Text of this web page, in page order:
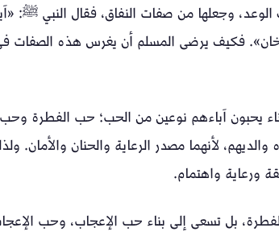
وجعلها من صفات النفاق، فقال النبي ﷺ:
فكيف يرضى المسلم أن يغرس هذه الصفات في
يحبون آباءهم نوعين من الحب؛ حب الفطرة
والديهم، لأنهما مصدر الرعاية والحنان والأمان.
ورعاية واهتمام.
بل تسعى إلى بناء حب الإعجاب، وحب